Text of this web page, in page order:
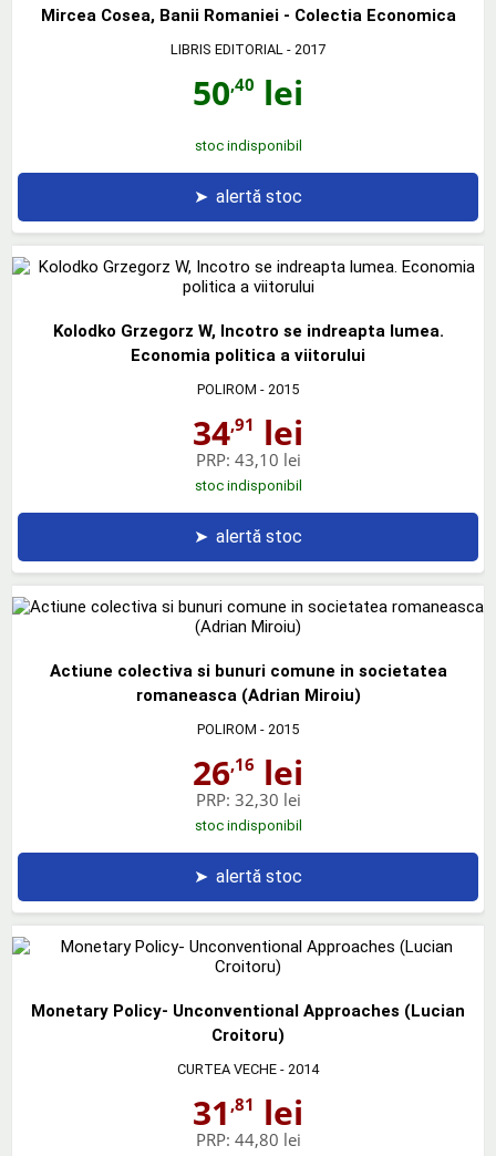
Mircea Cosea, Banii Romaniei - Colectia Economica
LIBRIS EDITORIAL - 2017
50,40 lei
stoc indisponibil
➤ alertă stoc
Kolodko Grzegorz W, Incotro se indreapta lumea.
Economia politica a viitorului
POLIROM - 2015
34,91 lei
PRP: 43,10 lei
stoc indisponibil
➤ alertă stoc
Actiune colectiva si bunuri comune in societatea
romaneasca (Adrian Miroiu)
POLIROM - 2015
26,16 lei
PRP: 32,30 lei
stoc indisponibil
➤ alertă stoc
Monetary Policy- Unconventional Approaches (Lucian
Croitoru)
CURTEA VECHE - 2014
31 ,81 lei
PRP: 44,80 lei